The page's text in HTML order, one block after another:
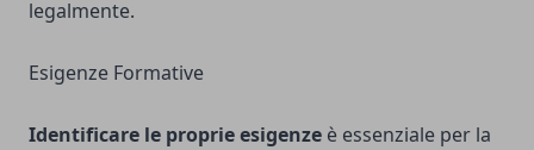
legalmente.
Esigenze Formative
Identificare le proprie esigenze è essenziale per la